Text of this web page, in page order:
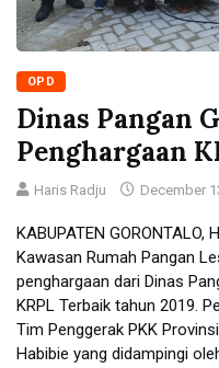
OPD
Dinas Pangan
Penghargaan
Haris Radju December
KABUPATEN
Kawasan Rumah Pangan
penghargaan dari Dinas
KRPL Terbaik tahun 2019.
Tim Penggerak PKK
Habibie yang didampingi